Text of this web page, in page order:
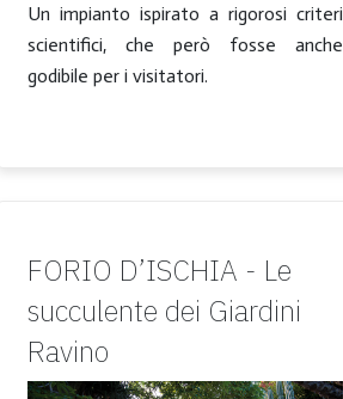
Un impianto ispirato a rigorosi criteri
scientifici, che però fosse anche
godibile per i visitatori.
FORIO D’ISCHIA - Le
succulente dei Giardini
Ravino